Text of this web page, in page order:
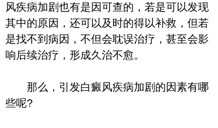
风疾病加剧也有是因可查的，若是可以发现
其中的原因，还可以及时的得以补救，但若
是找不到病因，不但会耽误治疗，甚至会影
响后续治疗，形成久治不愈。
那么，引发白癜风疾病加剧的因素有哪
些呢?